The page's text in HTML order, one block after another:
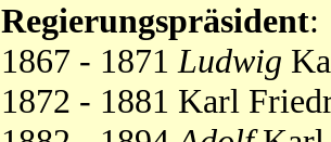
Regierungspräsident:
1867 - 1871 Ludwig
1872 - 1881 Karl